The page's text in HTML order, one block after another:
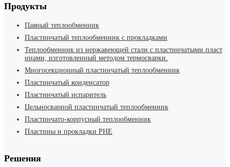
Продукты
Паяный теплообменник
Пластинчатый теплообменник с прокладками
Теплообменник из нержавеющей стали с пластинчатыми пласт
инами, изготовленный методом термосварки.
Многосекционный пластинчатый теплообменник
Пластинчатый конденсатор
Пластинчатый испаритель
Цельносварной пластинчатый теплообменник
Пластинчато-корпусный теплообменник
Пластины и прокладки PHE
Решения